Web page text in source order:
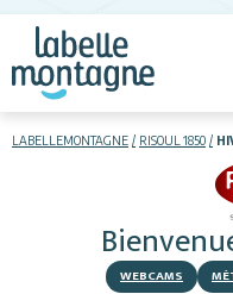
LABELLEMONTAGNE RISOUL 1850
WEBCAMS